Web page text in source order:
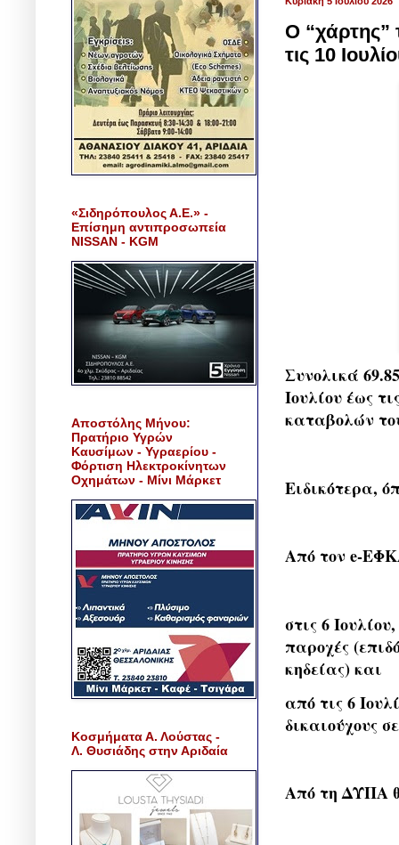
Ο
τις 10
Συνολικά
Ιουλίου έως
καταβολών
Ειδικότερα,
Από τον e-
στις 6
παροχές
κηδείας) και
από τις 6
δικαιούχους
Από τη ΔΥΠΑ
«Σιδηρόπουλος Α.Ε.» -
Επίσημη αντιπροσωπεία
NISSAN - KGM
Αποστόλης Μήνου:
Πρατήριο Υγρών
Καυσίμων - Υγραερίου -
Φόρτιση Ηλεκτροκίνητων
Οχημάτων - Μίνι Μάρκετ
Κοσμήματα Α. Λούστας -
Λ. Θυσιάδης στην Αριδαία